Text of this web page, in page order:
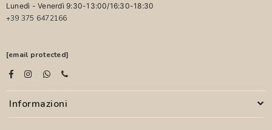
Lunedì - Venerdì 9:30-13:00/16:30-18:30
+39 375 6472166
[email protected]
Informazioni